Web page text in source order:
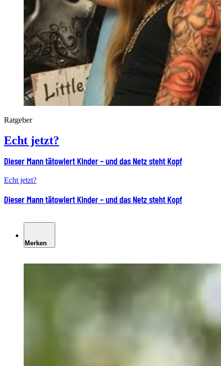
Ratgeber
Echt jetzt?
Dieser Mann tätowiert Kinder – und das Netz steht Kopf
Echt jetzt?
Dieser Mann tätowiert Kinder – und das Netz steht Kopf
Merken